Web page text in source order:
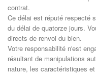
contrat.
Ce délai est réputé respecté
du délai de quatorze jours.
directs de renvoi du bien.
Votre responsabilité n'est
résultant de manipulations
nature, les caractéristiques